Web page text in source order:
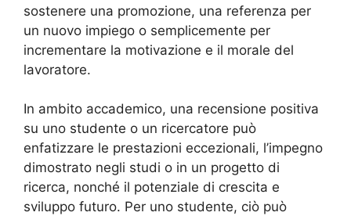
sostenere una promozione, una referenza per
un nuovo impiego o semplicemente per
incrementare la motivazione e il morale del
lavoratore.
In ambito accademico, una recensione positiva
su uno studente o un ricercatore può
enfatizzare le prestazioni eccezionali, l’impegno
dimostrato negli studi o in un progetto di
ricerca, nonché il potenziale di crescita e
sviluppo futuro. Per uno studente, ciò può